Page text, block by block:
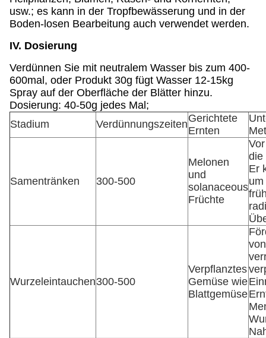
usw.; es kann in der Tropfbewässerung und in der
Boden-losen Bearbeitung auch verwendet werden.
IV. Dosierung
Verdünnen Sie mit neutralem Wasser bis zum 400-
600mal, oder Produkt 30g fügt Wasser 12-15kg
Spray auf der Oberfläche der Blätter hinzu.
Dosierung: 40-50g jedes Mal;
Stadium
VerdünnungszeitenGerichtete
Ernten
Samentränken 300-500
Melonen
und
solanaceous
Früchte
die
Er
Wurzeleintauchen300-500
Verpflanztes
Gemüse wie
Blattgemüse